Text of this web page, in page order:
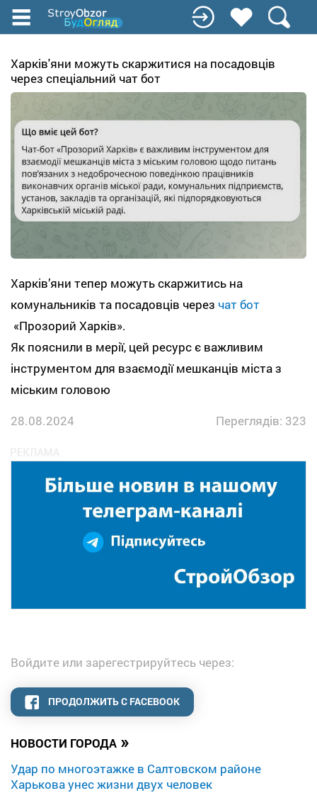
Перейти
содержанию
НОВОСТИ ГОРОДА »
Удар по многоэтажке в Салтовском районе
Харькова унес жизни двух человек
Харків'яни можуть скаржитися на посадовців
через спеціальний чат бот
Харків’яни тепер можуть скаржитись на
комунальників та посадовців через чат бот
«Прозорий Харків».
Як пояснили в мерії, цей ресурс є важливим
інструментом для взаємодії мешканців міста з
міським головою
28.08.2024
Переглядів: 323
Войдите или зарегестрируйтесь через:
ПРОДОЛЖИТЬ С FACEBOOK